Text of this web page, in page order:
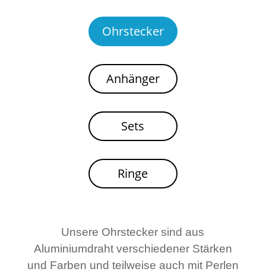
Ohrstecker
Anhänger
Sets
Ringe
Unsere Ohrstecker sind aus
Aluminiumdraht verschiedener Stärken
und Farben und teilweise auch mit Perlen